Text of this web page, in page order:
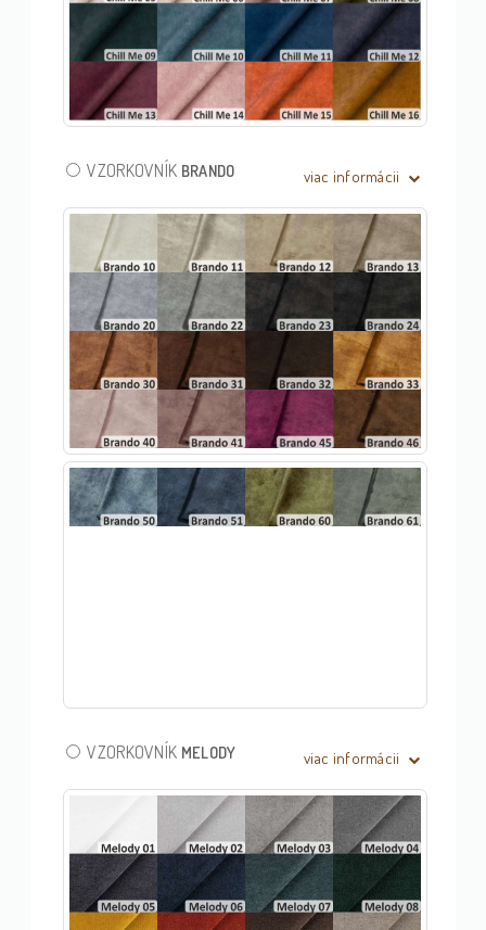
VZORKOVNÍK BRANDO viac informácii
VZORKOVNÍK MELODY viac informácii